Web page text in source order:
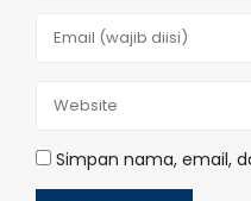
Simpan nama, email,